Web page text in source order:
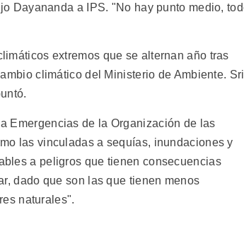
Dayananda a IPS. "No hay punto medio,
extremos que se alternan año tras
climático del Ministerio de Ambiente. Sri
Emergencias de la Organización de las
las vinculadas a sequías, inundaciones y
a peligros que tienen consecuencias
dado que son las que tienen menos
naturales".